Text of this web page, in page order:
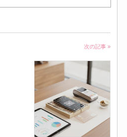
次の記事 »